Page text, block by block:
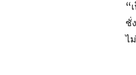
“
ชั่
ไ